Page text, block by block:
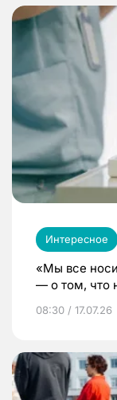
Интересное
«Мы все
— о том, что
08:30 / 17.07.26